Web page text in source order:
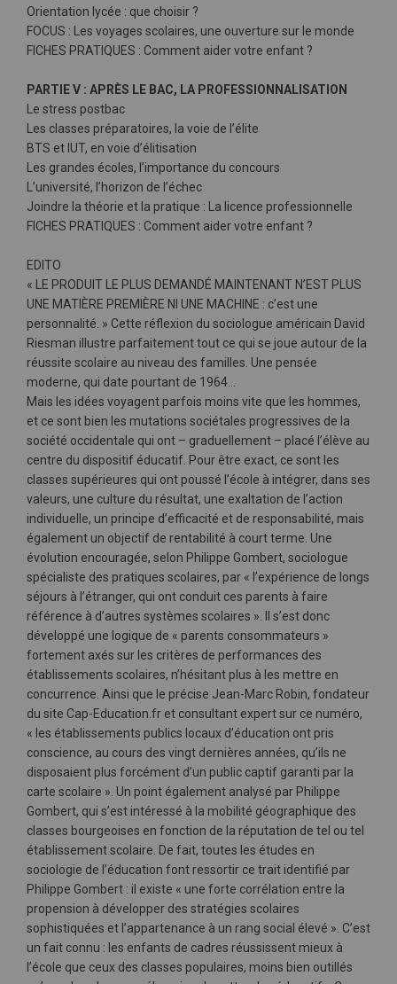
Orientation lycée : que choisir ?
FOCUS : Les voyages scolaires, une ouverture sur le monde
FICHES PRATIQUES : Comment aider votre enfant ?
PARTIE V : APRÈS LE BAC, LA PROFESSIONNALISATION
Le stress postbac
Les classes préparatoires, la voie de l’élite
BTS et IUT, en voie d’élitisation
Les grandes écoles, l’importance du concours
L’université, l’horizon de l’échec
Joindre la théorie et la pratique : La licence professionnelle
FICHES PRATIQUES : Comment aider votre enfant ?
EDITO
« LE PRODUIT LE PLUS DEMANDÉ MAINTENANT N’EST PLUS
UNE MATIÈRE PREMIÈRE NI UNE MACHINE : c’est une
personnalité. » Cette réflexion du sociologue américain David
Riesman illustre parfaitement tout ce qui se joue autour de la
réussite scolaire au niveau des familles. Une pensée
moderne, qui date pourtant de 1964…
Mais les idées voyagent parfois moins vite que les hommes,
et ce sont bien les mutations sociétales progressives de la
société occidentale qui ont – graduellement – placé l’élève au
centre du dispositif éducatif. Pour être exact, ce sont les
classes supérieures qui ont poussé l’école à intégrer, dans ses
valeurs, une culture du résultat, une exaltation de l’action
individuelle, un principe d’efficacité et de responsabilité, mais
également un objectif de rentabilité à court terme. Une
évolution encouragée, selon Philippe Gombert, sociologue
spécialiste des pratiques scolaires, par « l’expérience de longs
séjours à l’étranger, qui ont conduit ces parents à faire
référence à d’autres systèmes scolaires ». Il s’est donc
développé une logique de « parents consommateurs »
fortement axés sur les critères de performances des
établissements scolaires, n’hésitant plus à les mettre en
concurrence. Ainsi que le précise Jean-Marc Robin, fondateur
du site Cap-Education.fr et consultant expert sur ce numéro,
« les établissements publics locaux d’éducation ont pris
conscience, au cours des vingt dernières années, qu’ils ne
disposaient plus forcément d’un public captif garanti par la
carte scolaire ». Un point également analysé par Philippe
Gombert, qui s’est intéressé à la mobilité géographique des
classes bourgeoises en fonction de la réputation de tel ou tel
établissement scolaire. De fait, toutes les études en
sociologie de l’éducation font ressortir ce trait identifié par
Philippe Gombert : il existe « une forte corrélation entre la
propension à développer des stratégies scolaires
sophistiquées et l’appartenance à un rang social élevé ». C’est
un fait connu : les enfants de cadres réussissent mieux à
l’école que ceux des classes populaires, moins bien outillés